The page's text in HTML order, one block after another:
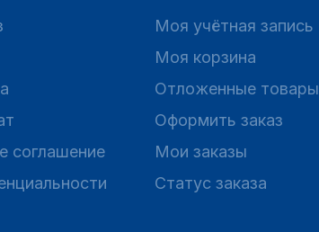
соглашение
Моя учётная запись
Моя корзина
Отложенные товары
Оформить заказ
Мои заказы
Статус заказа